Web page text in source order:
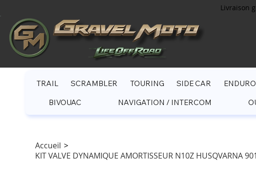
Livraison
Accueil >
KIT VALVE DYNAMIQUE AMORTISSEUR N10Z HUSQVARNA
TRAIL SCRAMBLER TOURING SIDE CAR ENDURO
BIVOUAC NAVIGATION / INTERCOM